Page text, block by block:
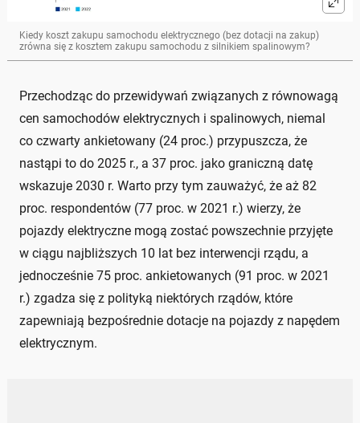
Kiedy koszt zakupu samochodu elektrycznego (bez dotacji na zakup)
zrówna się z kosztem zakupu samochodu z silnikiem spalinowym?
Przechodząc do przewidywań związanych z równowagą
cen samochodów elektrycznych i spalinowych, niemal
co czwarty ankietowany (24 proc.) przypuszcza, że
nastąpi to do 2025 r., a 37 proc. jako graniczną datę
wskazuje 2030 r. Warto przy tym zauważyć, że aż 82
proc. respondentów (77 proc. w 2021 r.) wierzy, że
pojazdy elektryczne mogą zostać powszechnie przyjęte
w ciągu najbliższych 10 lat bez interwencji rządu, a
jednocześnie 75 proc. ankietowanych (91 proc. w 2021
r.) zgadza się z polityką niektórych rządów, które
zapewniają bezpośrednie dotacje na pojazdy z napędem
elektrycznym.